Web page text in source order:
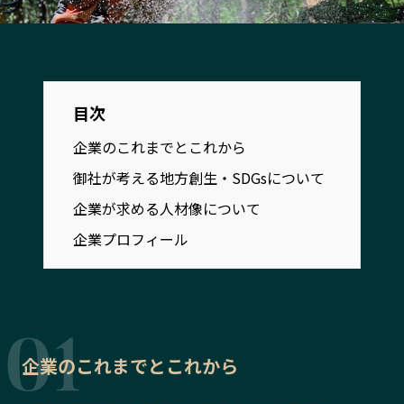
特集コンテンツ
MILCプロジェクト
選出企業特別対談
Localist
SDGsの先駆者
イベント
飲食店
地域豆知識
Sporkle
「人」から探す
記事ライター
目次
企業のこれまでとこれから
御社が考える地方創生・SDGsについて
企業が求める人材像について
企業プロフィール
企業のこれまでとこれから